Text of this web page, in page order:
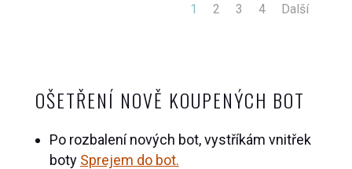
1 2 3 4 Další
OŠETŘENÍ NOVĚ KOUPENÝCH BOT
Po rozbalení nových bot, vystříkám vnitřek
boty Sprejem do bot.